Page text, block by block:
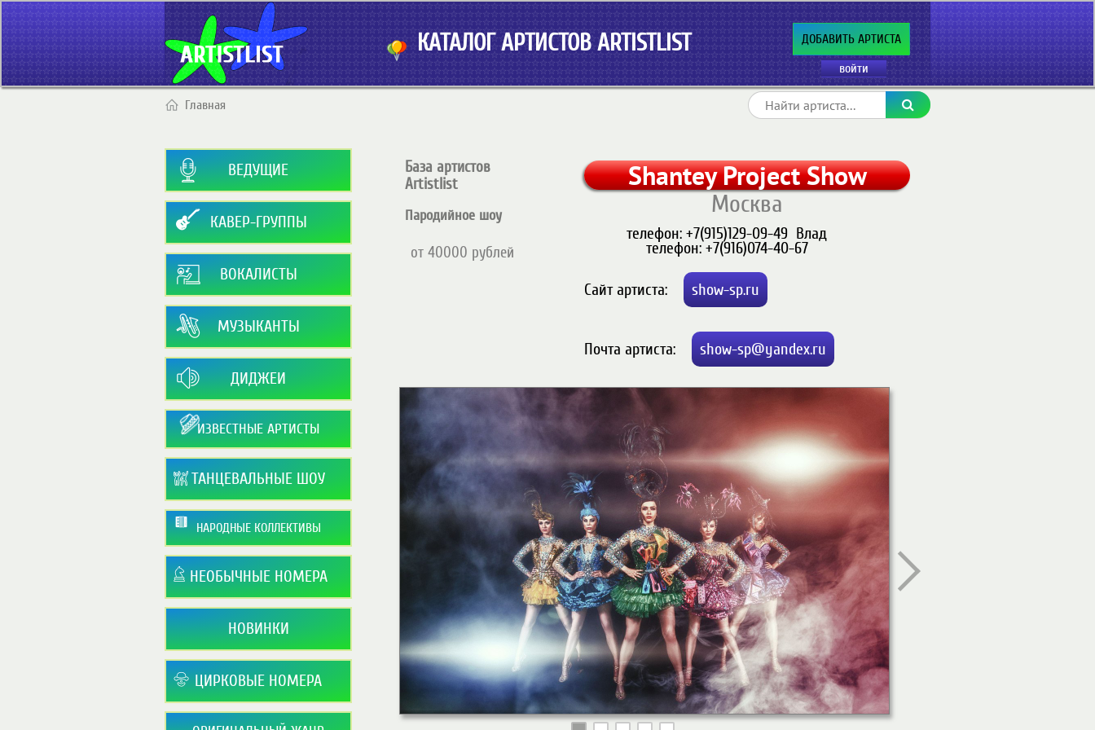
КАТАЛОГ АРТИСТОВ ARTISTLIST
ДОБАВИТЬ АРТИСТА
войти
Главная
ВЕДУЩИЕ
КАВЕР-ГРУППЫ
ВОКАЛИСТЫ
МУЗЫКАНТЫ
ДИДЖЕИ
ИЗВЕСТНЫЕ АРТИСТЫ
ТАНЦЕВАЛЬНЫЕ ШОУ
НАРОДНЫЕ КОЛЛЕКТИВЫ
НЕОБЫЧНЫЕ НОМЕРА
НОВИНКИ
ЦИРКОВЫЕ НОМЕРА
База артистов
Artistlist
Пародийное шоу
от 40000 рублей
Shantey Project Show
Москва
телефон: +7(915)129-09-49 Влад
телефон:+7(916)074-40-67
Cайт артиста: show-sp.ru
Почта артиста: show-sp@yandex.ru